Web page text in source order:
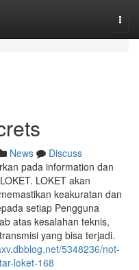
News
Discuss
pada information dan
LOKET akan
keakuratan dan
setiap Pengguna
atas kesalahan teknis,
yang bisa terjadi.
5348236/not-
loket-168